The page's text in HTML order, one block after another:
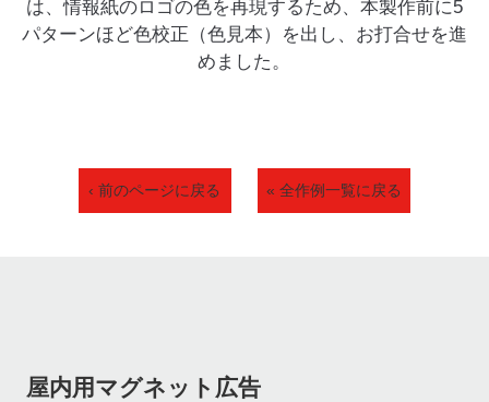
は、情報紙のロゴの色を再現するため、本製作前に5
パターンほど色校正（色見本）を出し、お打合せを進
めました。
‹ 前のページに戻る « 全作例一覧に戻る
屋内用マグネット広告